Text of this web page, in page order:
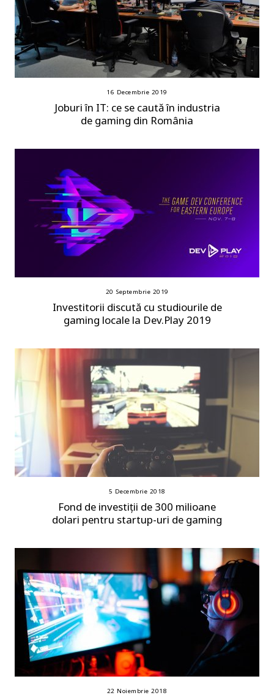
16 Decembrie 2019
Joburi în IT: ce se caută în industria
de gaming din România
20 Septembrie 2019
Investitorii discută cu studiourile de
gaming locale la Dev.Play 2019
5 Decembrie 2018
Fond de investiții de 300 milioane
dolari pentru startup-uri de gaming
22 Noiembrie 2018